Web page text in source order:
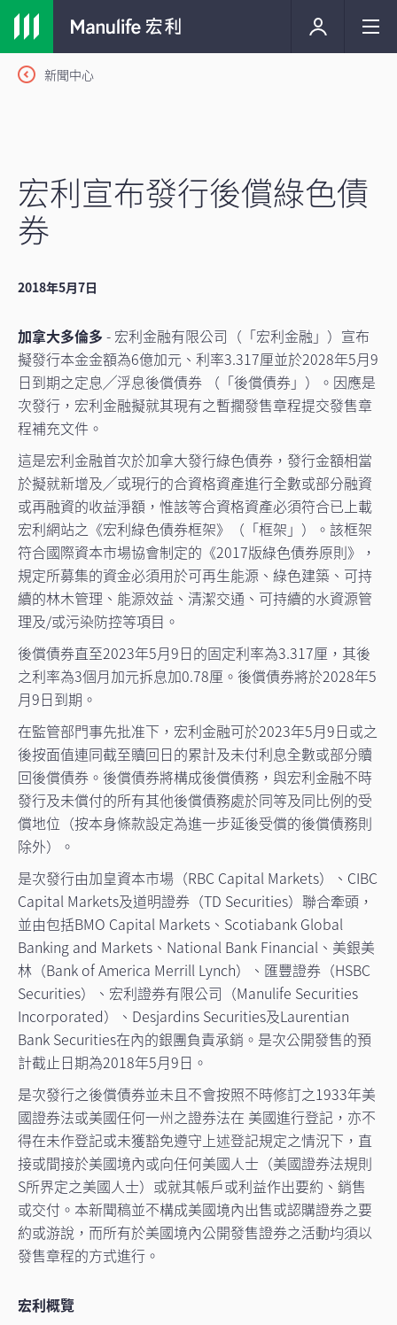
新聞中心
宏利宣布發行後償綠色債
券
2018年5月7日
加拿大多倫多 - 宏利金融有限公司（「宏利金融」）宣布
擬發行本金金額為6億加元、利率3.317厘並於2028年5月9
日到期之定息╱浮息後償債券 （「後償債券」）。因應是
次發行，宏利金融擬就其現有之暫擱發售章程提交發售章
程補充文件。
這是宏利金融首次於加拿大發行綠色債券，發行金額相當
於擬就新增及╱或現行的合資格資產進行全數或部分融資
或再融資的收益淨額，惟該等合資格資產必須符合已上載
宏利網站之《宏利綠色債券框架》（「框架」）。該框架
符合國際資本市場協會制定的《2017版綠色債券原則》，
規定所募集的資金必須用於可再生能源、綠色建築、可持
續的林木管理、能源效益、清潔交通、可持續的水資源管
理及/或污染防控等項目。
後償債券直至2023年5月9日的固定利率為3.317厘，其後
之利率為3個月加元拆息加0.78厘。後償債券將於2028年5
月9日到期。
在監管部門事先批准下，宏利金融可於2023年5月9日或之
後按面值連同截至贖回日的累計及未付利息全數或部分贖
回後償債券。後償債券將構成後償債務，與宏利金融不時
發行及未償付的所有其他後償債務處於同等及同比例的受
償地位（按本身條款設定為進一步延後受償的後償債務則
除外）。
是次發行由加皇資本市場（RBC Capital Markets）、CIBC
Capital Markets及道明證券（TD Securities）聯合牽頭，
並由包括BMO Capital Markets、Scotiabank Global
Banking and Markets、National Bank Financial、美銀美
林（Bank of America Merrill Lynch）、匯豐證券（HSBC
Securities）、宏利證券有限公司（Manulife Securities
Incorporated）、Desjardins Securities及Laurentian
Bank Securities在內的銀團負責承銷。是次公開發售的預
計截止日期為2018年5月9日。
是次發行之後償債券並未且不會按照不時修訂之1933年美
國證券法或美國任何一州之證券法在 美國進行登記，亦不
得在未作登記或未獲豁免遵守上述登記規定之情況下，直
接或間接於美國境內或向任何美國人士（美國證券法規則
S所界定之美國人士）或就其帳戶或利益作出要約、銷售
或交付。本新聞稿並不構成美國境內出售或認購證券之要
約或游說，而所有於美國境內公開發售證券之活動均須以
發售章程的方式進行。
宏利概覽